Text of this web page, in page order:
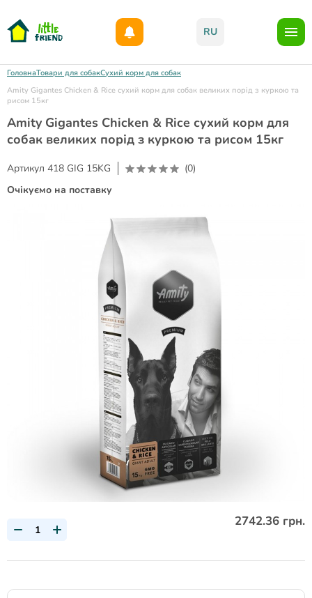
RU
ГоловнаТовари для собакСухий корм для собак
Amity Gigantes Chicken & Rice сухий корм для собак великих порід з куркою та
рисом 15кг
Amity Gigantes Chicken & Rice сухий корм для
собак великих порід з куркою та рисом 15кг
Артикул 418 GIG 15KG
(0)
Очікуємо на поставку
2742.36 грн.